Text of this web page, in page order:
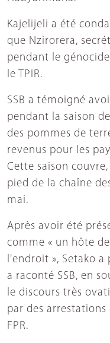
Kajelijeli a été
que Nzirorera,
pendant le
le TPIR.
SSB a témoigné
pendant la saison
des pommes de
revenus pour les
Cette saison
pied de la chaîne
mai.
Après avoir été
comme « un hôte
l'endroit », Setako a
a raconté SSB, en
le discours très
par des
FPR.